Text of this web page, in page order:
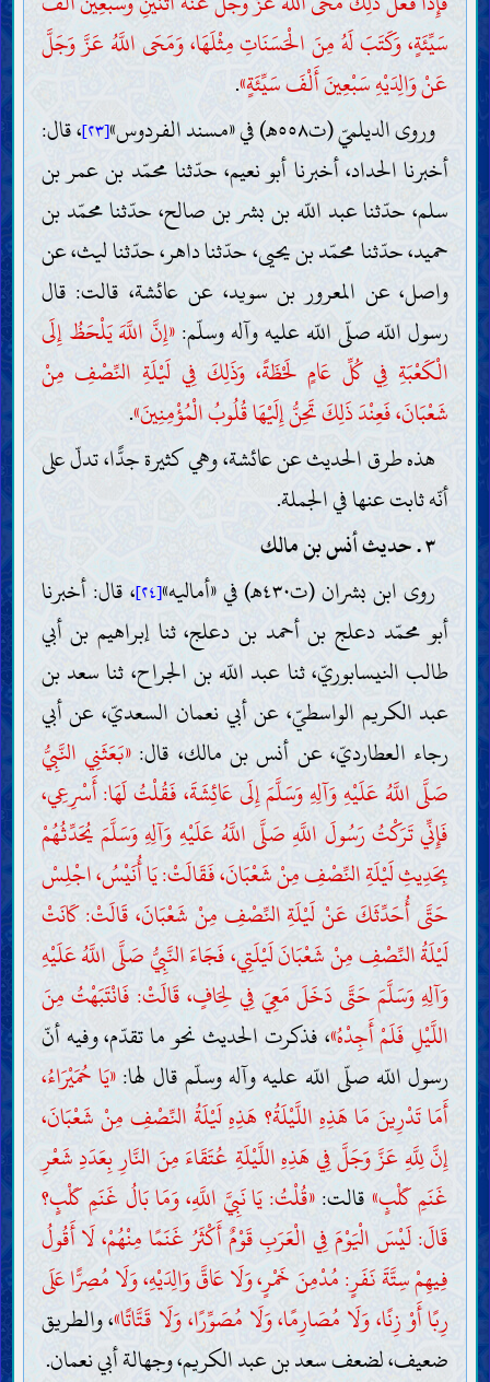
سَيِّئَةٍ، وَكَتَبَ لَهُ مِنَ الْحَسَنَاتِ مِثْلَهَا، وَمَحَى اللَّهُ عَزَّ وَجَلَّ
عَنْ وَالِدَيْهِ سَبْعِينَ أَلْفَ سَيِّئَةٍ».
وروى الديلميّ (ت٥٥٨هـ) في «مسند الفردوس»
[٢٣]
، قال:
أخبرنا الحداد، أخبرنا أبو نعيم، حدّثنا محمّد بن عمر بن
سلم، حدّثنا عبد اللّه بن بشر بن صالح، حدّثنا محمّد بن
حميد، حدّثنا محمّد بن يحيى، حدّثنا داهر، حدّثنا ليث، عن
واصل، عن المعرور بن سويد، عن عائشة، قالت: قال
رسول اللّه صلّى اللّه عليه وآله وسلّم:«إِنَّ اللَّهَ يَلْحَظُ إِلَى
الْكَعْبَةِ فِي كُلِّ عَامٍ لَحْظَةً، وَذَلِكَ فِي لَيْلَةِ النِّصْفِ مِنْ
شَعْبَانَ، فَعِنْدَ ذَلِكَ تَحِنُّ إِلَيْهَا قُلُوبُ الْمُؤْمِنِينَ».
هذه طرق الحديث عن عائشة، وهي كثيرة جدًّا، تدلّ على
أنّه ثابت عنها في الجملة.
٣ . حديث أنس بن مالك
روى ابن بشران (ت٤٣٠هـ) في «أماليه»
[٢٤]
، قال: أخبرنا
أبو محمّد دعلج بن أحمد بن دعلج، ثنا إبراهيم بن أبي
طالب النيسابوريّ، ثنا عبد اللّه بن الجراح، ثنا سعد بن
عبد الكريم الواسطيّ، عن أبي نعمان السعديّ، عن أبي
رجاء العطارديّ، عن أنس بن مالك، قال: «بَعَثَنِي النَّبِيُّ
صَلَّى اللَّهُ عَلَيْهِ وَآلِهِ وَسَلَّمَ إِلَى عَائِشَةَ، فَقُلْتُ لَهَا: أَسْرِعِي،
فَإِنِّي تَرَكْتُ رَسُولَ اللَّهِ صَلَّى اللَّهُ عَلَيْهِ وَآلِهِ وَسَلَّمَ يُحَدِّثُهُمْ
بِحَدِيثِ لَيْلَةِ النِّصْفِ مِنْ شَعْبَانَ، فَقَالَتْ: يَا أُنَيْسُ، اجْلِسْ
حَتَّى أُحَدِّثَكَ عَنْ لَيْلَةِ النِّصْفِ مِنْ شَعْبَانَ، قَالَتْ: كَانَتْ
لَيْلَةُ النِّصْفِ مِنْ شَعْبَانَ لَيْلَتِي، فَجَاءَ النَّبِيُّ صَلَّى اللَّهُ عَلَيْهِ
وَآلِهِ وَسَلَّمَ حَتَّى دَخَلَ مَعِيَ فِي لِحَافٍ، قَالَتْ: فَانْتَبَهْتُ مِنَ
اللَّيْلِ فَلَمْ أَجِدْهُ»، فذكرت الحديث نحو ما تقدّم، وفيه أنّ
رسول اللّه صلّى اللّه عليه وآله وسلّم قال لها:«يَا حُمَيْرَاءُ،
أَمَا تَدْرِينَ مَا هَذِهِ اللَّيْلَةُ؟ هَذِهِ لَيْلَةُ النِّصْفِ مِنْ شَعْبَانَ،
إِنَّ لِلَّهِ عَزَّ وَجَلَّ فِي هَذِهِ اللَّيْلَةِ عُتَقَاءَ مِنَ النَّارِ بِعَدَدِ شَعْرِ
غَنَمِ كَلْبٍ»قالت:«قُلْتُ: يَا نَبِيَّ اللَّهِ، وَمَا بَالُ غَنَمِ كَلْبٍ؟
قَالَ: لَيْسَ الْيَوْمَ فِي الْعَرَبِ قَوْمٌ أَكْثَرُ غَنَمًا مِنْهُمْ، لَا أَقُولُ
فِيهِمْ سِتَّةَ نَفَرٍ: مُدْمِنَ خَمْرٍ، وَلَا عَاقَّ وَالِدَيْهِ، وَلَا مُصِرًّا عَلَى
رِبًا أَوْ زِنًا، وَلَا مُصَارِمًا، وَلَا مُصَوِّرًا، وَلَا قَتَّاتًا»، والطريق
ضعيف، لضعف سعد بن عبد الكريم، وجهالة أبي نعمان.